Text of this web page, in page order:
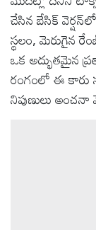
చేసిన బేసిక్
స్థలం, మెరుగైన
ఒక అద్భుతమైన
రంగంలో ఈ కారు
నిపుణులు అంచనా